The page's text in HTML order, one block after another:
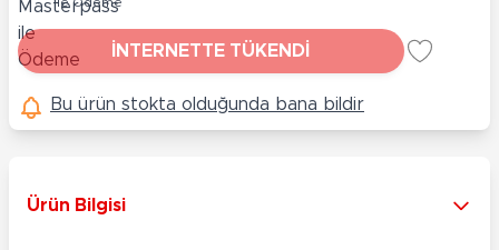
İNTERNETTE TÜKENDİ
Bu ürün stokta olduğunda bana bildir
Ürün Bilgisi